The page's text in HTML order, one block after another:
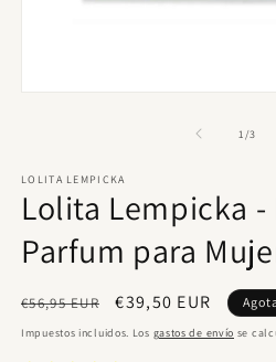
una
ventana
modal
1/de
3
LOLITA LEMPICKA
Lolita Lempicka -
Parfum para
Precio
habitual
€56,95 EUR
Precio
de
oferta
€39,50 EUR
Impuestos incluidos. Los gastos de envío se